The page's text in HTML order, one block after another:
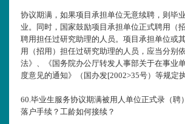
协议期满，如果项目承担单位无意续聘，则毕
业。同时，国家鼓励项目承担单位正式聘用（
聘用担任过研究助理的人员。项目承担单位或
用（招用）担任过研究助理的人员，应当分别
法》、《国务院办公厅转发人事部关于在事业
度意见的通知》（国办发[2002>35号）等规定执
60.毕业生服务协议期满被用人单位正式录（聘
落户手续？工龄如何接续？